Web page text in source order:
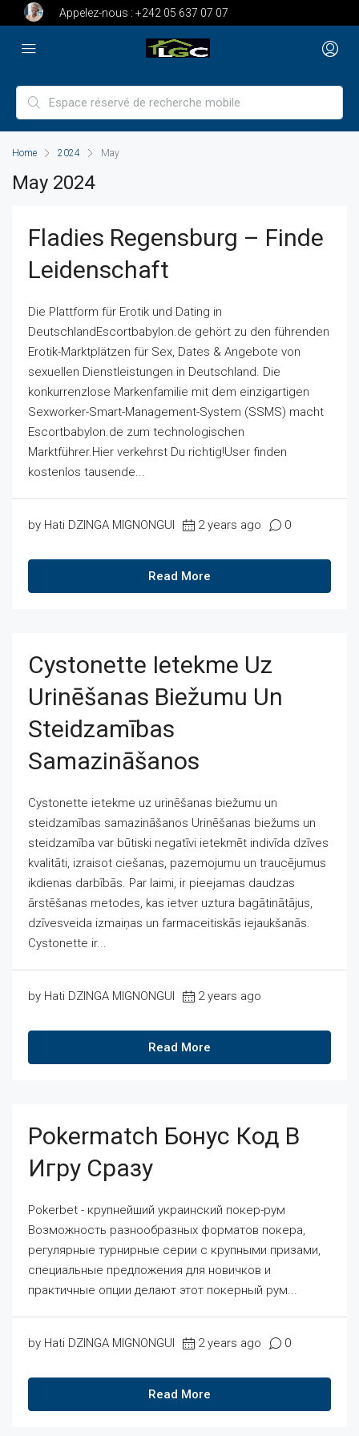
Appelez-nous : +242 05 637 07 07
Home 2024 May
May 2024
Fladies Regensburg – Finde
Leidenschaft
Die Plattform für Erotik und Dating in
DeutschlandEscortbabylon.de gehört zu den führenden
Erotik-Marktplätzen für Sex, Dates & Angebote von
sexuellen Dienstleistungen in Deutschland. Die
konkurrenzlose Markenfamilie mit dem einzigartigen
Sexworker-Smart-Management-System (SSMS) macht
Escortbabylon.de zum technologischen
Marktführer.Hier verkehrst Du richtig!User finden
kostenlos tausende...
by Hati DZINGA MIGNONGUI 2 years ago 0
Read More
Cystonette Ietekme Uz
Urinēšanas Biežumu Un
Steidzamības
Samazināšanos
Cystonette ietekme uz urinēšanas biežumu un
steidzamības samazināšanos Urinēšanas biežums un
steidzamība var būtiski negatīvi ietekmēt indivīda dzīves
kvalitāti, izraisot ciešanas, pazemojumu un traucējumus
ikdienas darbībās. Par laimi, ir pieejamas daudzas
ārstēšanas metodes, kas ietver uztura bagātinātājus,
dzīvesveida izmaiņas un farmaceitiskās iejaukšanās.
Cystonette ir...
by Hati DZINGA MIGNONGUI 2 years ago
Read More
Pokermatch Бонус Код В
Игру Сразу
Pokerbet - крупнейший украинский покер-рум
Возможность разнообразных форматов покера,
регулярные турнирные серии с крупными призами,
специальные предложения для новичков и
практичные опции делают этот покерный рум...
by Hati DZINGA MIGNONGUI 2 years ago 0
Read More